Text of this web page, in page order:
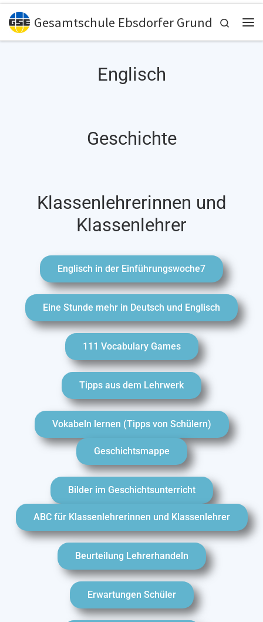
Zum Inhalt springen
Gesamtschule Ebsdorfer Grund Search
Englisch
Geschichte
Klassenlehrerinnen und
Klassenlehrer
Englisch in der Einführungswoche7
Eine Stunde mehr in Deutsch und Englisch
111 Vocabulary Games
Tipps aus dem Lehrwerk
Vokabeln lernen (Tipps von Schülern)
Geschichtsmappe
Bilder im Geschichtsunterricht
ABC für Klassenlehrerinnen und Klassenlehrer
Beurteilung Lehrerhandeln
Erwartungen Schüler